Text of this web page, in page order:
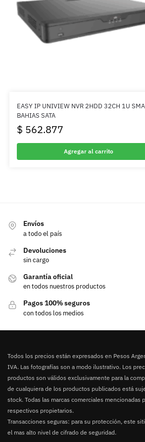
EASY IP UNIVIEW NVR 2HDD 32CH 1U
BAHIAS SATA
$ 562.877
Agregar al carrito
Envíos
a todo el país
Devoluciones
sin cargo
Garantía oficial
en todos nuestros productos
Pagos 100% seguros
con todos los medios
Todos los precios están expresados en Pesos
IVA. Las fotografías son a modo ilustrativo. Los
productos son válidos exclusivamente para la
de cualquiera de los productos publicados está
stock. Todas las marcas comerciales mencionadas
respectivos propietarios.
Transacciones seguras: para su protección, este
el mas alto nivel de cifrado de seguridad.